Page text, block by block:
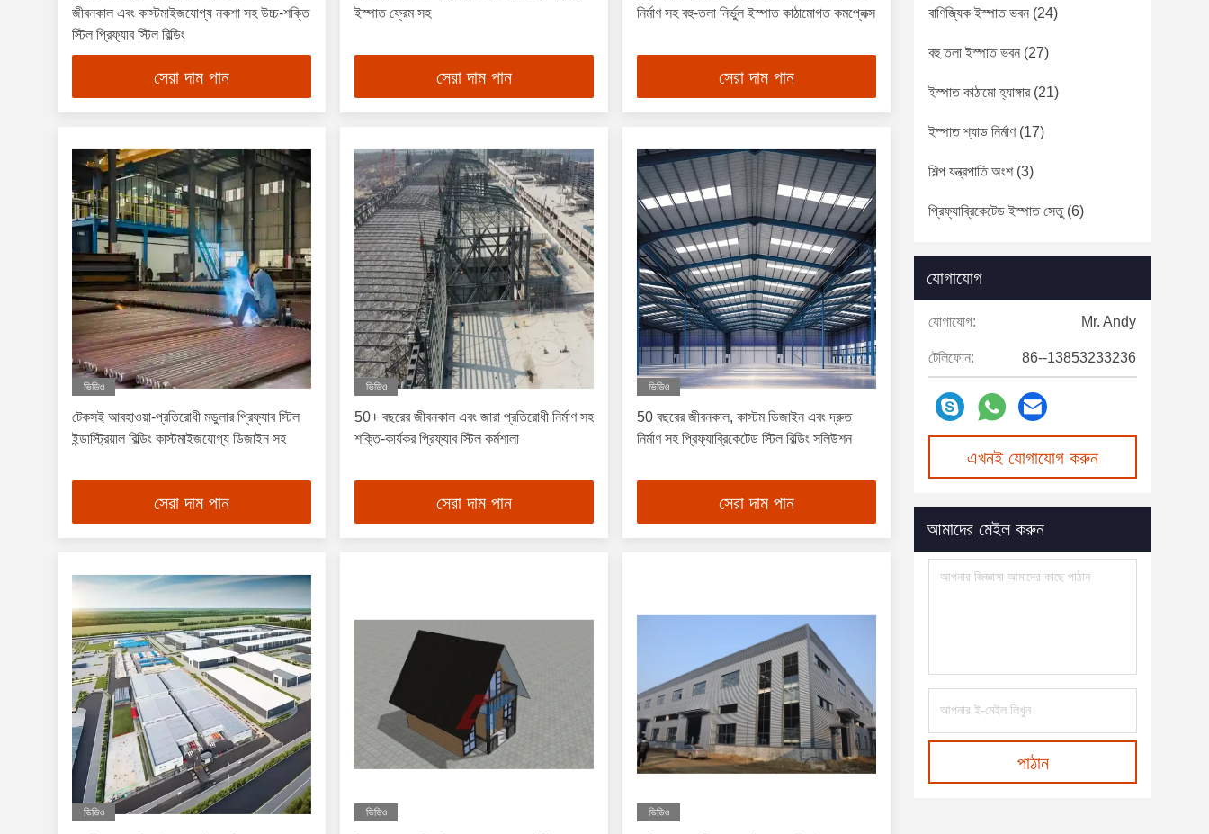
জীবনকাল এবং কাস্টমাইজযোগ্য নকশা সহ উচ্চ-শক্তি
স্টিল প্রিফ্যাব স্টিল বিল্ডিং
সেরা দাম পান
ইস্পাত ফ্রেম সহ
সেরা দাম পান
নির্মাণ সহ বহু-তলা নির্ভুল ইস্পাত কাঠামোগত কমপ্লেক্স
সেরা দাম পান
ভিডিও
টেকসই আবহাওয়া-প্রতিরোধী মডুলার প্রিফ্যাব স্টিল
ইন্ডাস্ট্রিয়াল বিল্ডিং কাস্টমাইজযোগ্য ডিজাইন সহ
সেরা দাম পান
ভিডিও
50+ বছরের জীবনকাল এবং জারা প্রতিরোধী নির্মাণ সহ
শক্তি-কার্যকর প্রিফ্যাব স্টিল কর্মশালা
সেরা দাম পান
ভিডিও
50 বছরের জীবনকাল, কাস্টম ডিজাইন এবং দ্রুত
নির্মাণ সহ প্রিফ্যাব্রিকেটেড স্টিল বিল্ডিং সলিউশন
সেরা দাম পান
ভিডিও ভিডিও ভিডিও
বাণিজ্যিক ইস্পাত ভবন (24)
বহু তলা ইস্পাত ভবন (27)
ইস্পাত কাঠামো হ্যাঙ্গার(21)
ইস্পাত শ্যাড নির্মাণ(17)
শিল্প যন্ত্রপাতি অংশ(3)
প্রিফ্যাব্রিকেটেড ইস্পাত সেতু(6)
যোগাযোগ
যোগাযোগ: Mr. Andy
টেলিফোন: 86--13853233236
এখনই যোগাযোগ করুন
আমাদের মেইল করুন
পাঠান